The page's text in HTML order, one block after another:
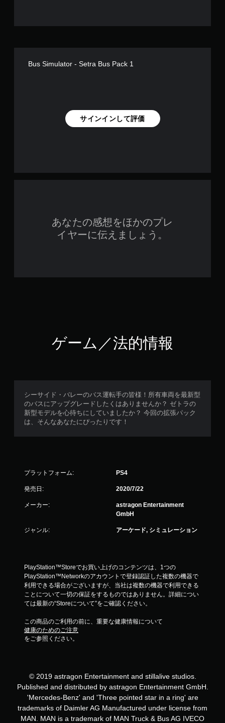
Bus Simulator - Setra Bus Pack 1
サインインして評価
あなたの感想をほかのプレ
イヤーに伝えましょう。
ゲーム／法的情報
シーサイド・バレーのバス運転手の皆様！所有車両を最新型
のバスにアップグレードしたくはありませんか？ ゼトラの
新型モデルを心待ちにしていましたか？ 今回の拡張パック
は、そんなあなたにぴったりです！
プラットフォーム: PS4
発売日: 2020/7/22
メーカー:
astragon Entertainment
GmbH
ジャンル: アーケード, シミュレーション
PlayStation™Storeでお買い上げのコンテンツは、1つの
PlayStation™Networkのアカウントで登録認証した複数の機器で
利用できる場合がございますが、当社は複数の機器で利用できる
ことについて一切の保証をするものではありません。詳細につい
ては最新の“Storeについて”をご確認ください。
この商品のご利用の前に、重要な健康情報について
健康のためのご注意
をご参照ください。
© 2019 astragon Entertainment and stillalive studios.
Published and distributed by astragon Entertainment GmbH.
'Mercedes-Benz' and 'Three pointed star in a ring' are
trademarks of Daimler AG Manufactured under license from
MAN. MAN is a trademark of MAN Truck & Bus AG IVECO